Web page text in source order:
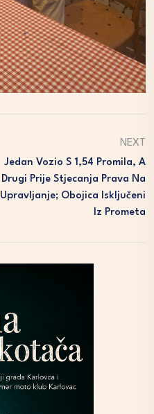
NEXT
Jedan Vozio S 1,54 Promila, A
Drugi Prije Stjecanja Prava Na
Upravljanje; Obojica Isključeni
Iz Prometa